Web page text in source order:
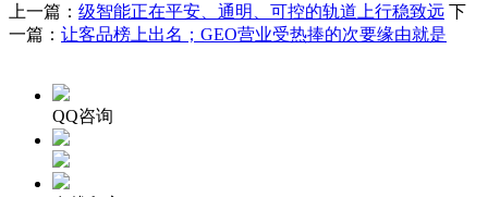
上一篇： 级智能正在平安、通明、可控的轨道上行稳致远 下
一篇： 让客品榜上出名；GEO营业受热捧的次要缘由就是
QQ咨询